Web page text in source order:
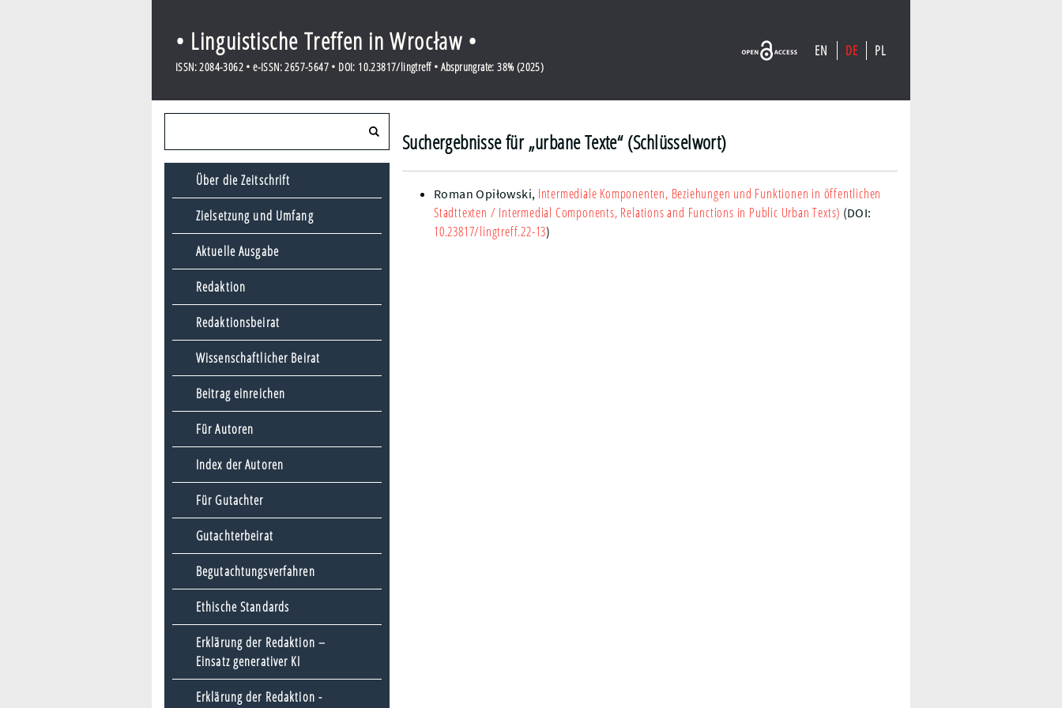
• Linguistische Treffen in Wrocław •
ISSN: 2084-3062 • e-ISSN: 2657-5647 • DOI: 10.23817/lingtreff • Absprungrate: 38% (2025)
EN DE PL
Über die Zeitschrift
Zielsetzung und Umfang
Aktuelle Ausgabe
Redaktion
Redaktionsbeirat
Wissenschaftlicher Beirat
Beitrag einreichen
Für Autoren
Index der Autoren
Für Gutachter
Gutachterbeirat
Begutachtungsverfahren
Ethische Standards
Erklärung der Redaktion –
Einsatz generativer KI
Erklärung der Redaktion -
Suchergebnisse für „urbane Texte“ (Schlüsselwort)
Roman Opiłowski, Intermediale Komponenten, Beziehungen und Funktionen in öffentlichen
Stadttexten / Intermedial Components, Relations and Functions in Public Urban Texts) (DOI:
10.23817/lingtreff.22-13)